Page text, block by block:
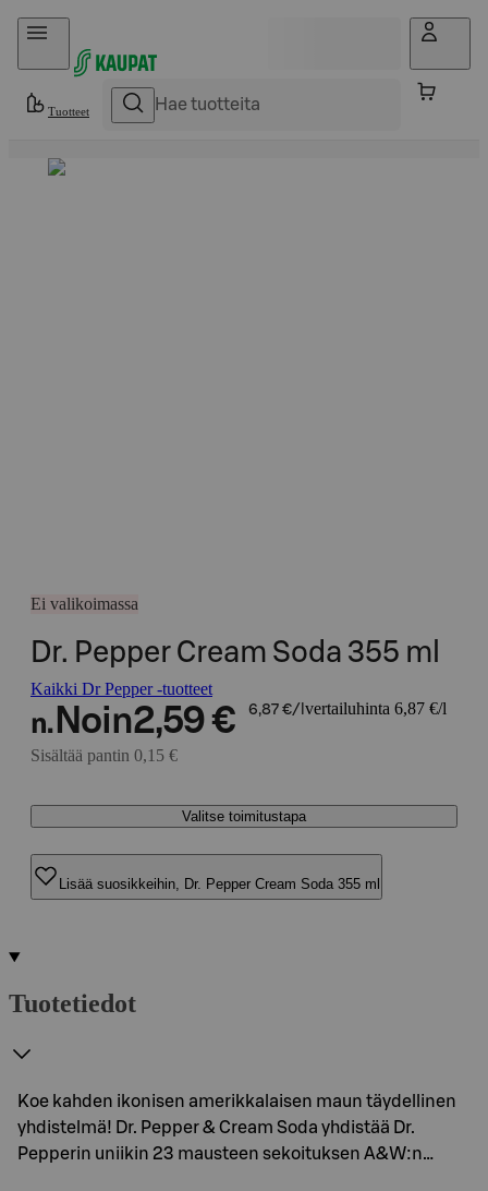
Hyppää sisältöön
Tuotteet
Ei valikoimassa
Dr. Pepper Cream Soda 355 ml
Kaikki Dr Pepper -tuotteet
n. Noin2,59 € 6,87 €/l vertailuhinta 6,87 €/l
Sisältää pantin 0,15 €
Valitse toimitustapa
Lisää suosikkeihin, Dr. Pepper Cream Soda 355 ml
Tuotetiedot
Koe kahden ikonisen amerikkalaisen maun täydellinen
yhdistelmä! Dr. Pepper & Cream Soda yhdistää Dr.
Pepperin uniikin 23 mausteen sekoituksen A&W:n…